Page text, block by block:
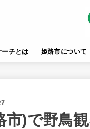
ーチとは 姫路市について
市)で野鳥